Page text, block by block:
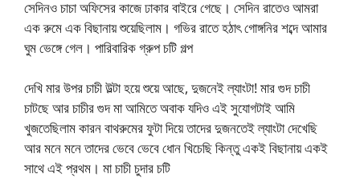
সেদিনও চাচা অফিসের কাজে ঢাকার বাইরে গেছে। সেদিন রাতেও আমরা
এক রুমে এক বিছানায় শুয়েছিলাম। গভির রাতে হঠাৎ গোঙ্গনির শব্দে আমার
ঘুম ভেঙ্গে গেল। পারিবারিক গ্রুপ চটি গল্প
দেখি মার উপর চাচী উল্টা হয়ে শুয়ে আছে, দুজনেই ল্যাংটা! মার গুদ চাচী
চাটছে আর চাচীর গুদ মা আমিতে অবাক যদিও এই সুযোগটাই আমি
খুজতেছিলাম কারন বাথরুমের ফুটা দিয়ে তাদের দুজনতেই ল্যাংটা দেখেছি
আর মনে মনে তাদের ভেবে ভেবে ধোন খিচেছি কিন্তু একই বিছানায় একই
সাথে এই প্রথম। মা চাচী চুদার চটি